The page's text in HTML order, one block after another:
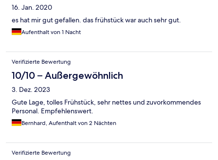
16. Jan. 2020
es hat mir gut gefallen. das frühstück war auch sehr gut.
Aufenthalt von 1 Nacht
Verifizierte Bewertung
10/10 – Außergewöhnlich
3. Dez. 2023
Gute Lage, tolles Frühstück, sehr nettes und zuvorkommendes
Personal. Empfehlenswert.
Bernhard, Aufenthalt von 2 Nächten
Verifizierte Bewertung